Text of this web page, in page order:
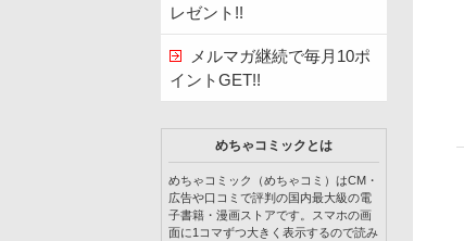
レゼント!!
メルマガ継続で毎月10ポ
イントGET!!
めちゃコミックとは
めちゃコミック（めちゃコミ）はCM・
広告や口コミで評判の国内最大級の電
子書籍・漫画ストアです。スマホの画
面に1コマずつ大きく表示するので読み